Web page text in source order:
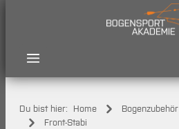
Du bist hier: Home Bogenzubehör
Front-Stabi